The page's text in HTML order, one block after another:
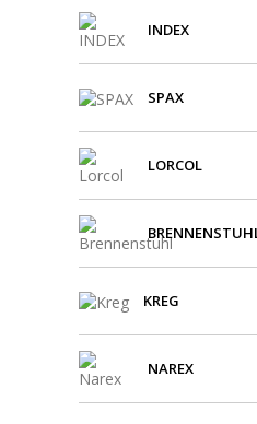
INDEX
SPAX
LORCOL
KREG
NAREX